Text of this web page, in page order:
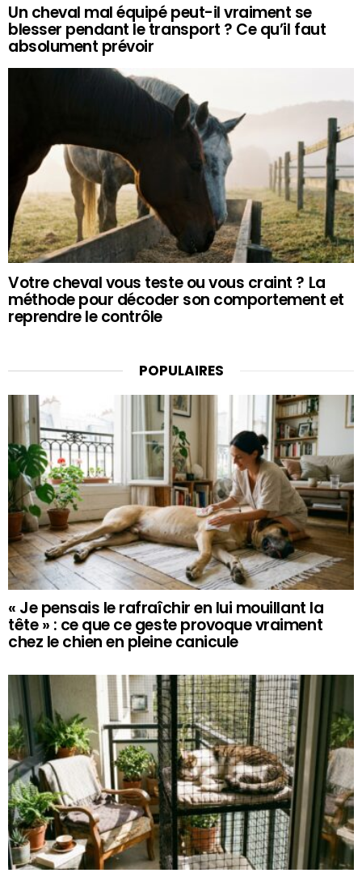
Un cheval mal équipé peut-il vraiment se
blesser pendant le transport ? Ce qu’il faut
absolument prévoir
Votre cheval vous teste ou vous craint ? La
méthode pour décoder son comportement et
reprendre le contrôle
POPULAIRES
« Je pensais le rafraîchir en lui mouillant la
tête » : ce que ce geste provoque vraiment
chez le chien en pleine canicule